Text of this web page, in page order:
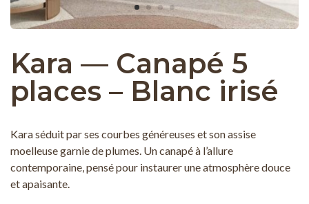
Kara — Canapé 5
places – Blanc irisé
Kara séduit par ses courbes généreuses et son assise
moelleuse garnie de plumes. Un canapé à l’allure
contemporaine, pensé pour instaurer une atmosphère douce
et apaisante.